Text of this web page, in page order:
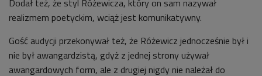
Dodał też, że styl Różewicza, który on sam nazywał
realizmem poetyckim, wciąż jest komunikatywny.
Gość audycji przekonywał też, że Różewicz jednocześnie był i
nie był awangardzistą, gdyż z jednej strony używał
awangardowych form, ale z drugiej nigdy nie należał do